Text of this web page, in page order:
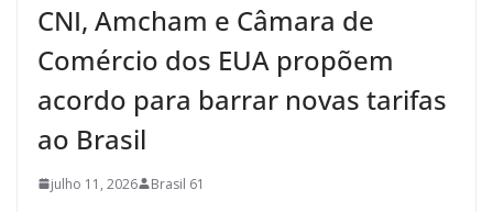
CNI, Amcham e Câmara de
Comércio dos EUA propõem
acordo para barrar novas tarifas
ao Brasil
julho 11, 2026 Brasil 61